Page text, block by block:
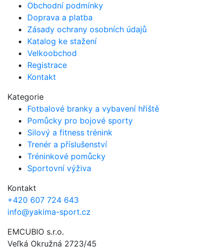
Obchodní podmínky
Doprava a platba
Zásady ochrany osobních údajů
Katalog ke stažení
Velkoobchod
Registrace
Kontakt
Kategorie
Fotbalové branky a vybavení hřiště
Pomůcky pro bojové sporty
Silový a fitness trénink
Trenér a příslušenství
Tréninkové pomůcky
Sportovní výživa
Kontakt
+420 607 724 643
info@yakima-sport.cz
EMCUBIO s.r.o.
Veľká Okružná 2723/45